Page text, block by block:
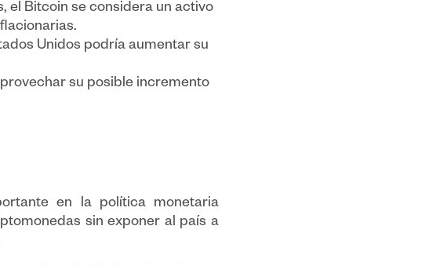
el Bitcoin se considera un activo
Unidos podría aumentar su
su posible incremento
en la política monetaria
sin exponer al país a